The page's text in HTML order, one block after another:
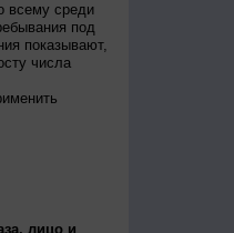
всему среди
под
показывают,
числа
лицо и